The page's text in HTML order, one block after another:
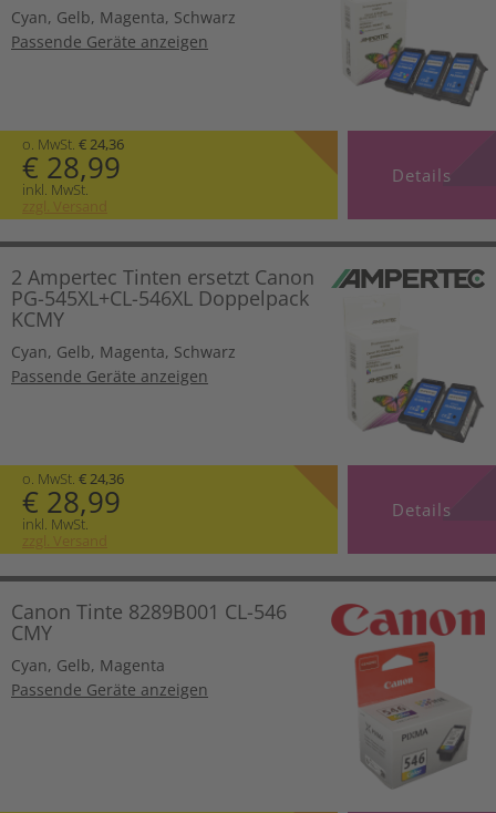
Cyan, Gelb, Magenta, Schwarz
Passende Geräte anzeigen
o. MwSt. € 24,36
€ 28,99
inkl. MwSt.
zzgl. Versand
Details
2 Ampertec Tinten ersetzt Canon
PG-545XL+CL-546XL Doppelpack
KCMY
Cyan, Gelb, Magenta, Schwarz
Passende Geräte anzeigen
o. MwSt. € 24,36
€ 28,99
inkl. MwSt.
zzgl. Versand
Details
Canon Tinte 8289B001 CL-546
CMY
Cyan, Gelb, Magenta
Passende Geräte anzeigen